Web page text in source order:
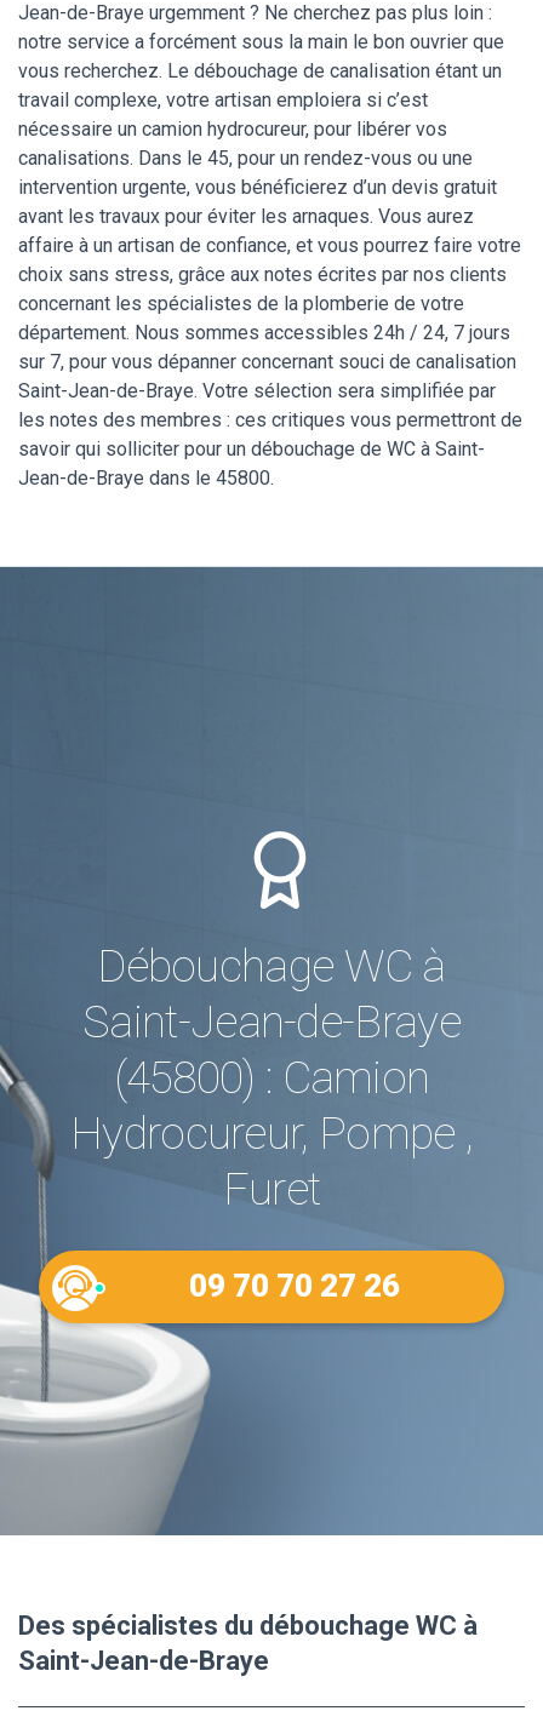
Jean-de-Braye urgemment ? Ne cherchez pas plus loin :
notre service a forcément sous la main le bon ouvrier que
vous recherchez. Le débouchage de canalisation étant un
travail complexe, votre artisan emploiera si c’est
nécessaire un camion hydrocureur, pour libérer vos
canalisations. Dans le 45, pour un rendez-vous ou une
intervention urgente, vous bénéficierez d’un devis gratuit
avant les travaux pour éviter les arnaques. Vous aurez
affaire à un artisan de confiance, et vous pourrez faire votre
choix sans stress, grâce aux notes écrites par nos clients
concernant les spécialistes de la plomberie de votre
département. Nous sommes accessibles 24h / 24, 7 jours
sur 7, pour vous dépanner concernant souci de canalisation
Saint-Jean-de-Braye. Votre sélection sera simplifiée par
les notes des membres : ces critiques vous permettront de
savoir qui solliciter pour un débouchage de WC à Saint-
Jean-de-Braye dans le 45800.
Débouchage WC à
Saint-Jean-de-Braye
(45800) : Camion
Hydrocureur, Pompe ,
Furet
09 70 70 27 26
Des spécialistes du débouchage WC à
Saint-Jean-de-Braye